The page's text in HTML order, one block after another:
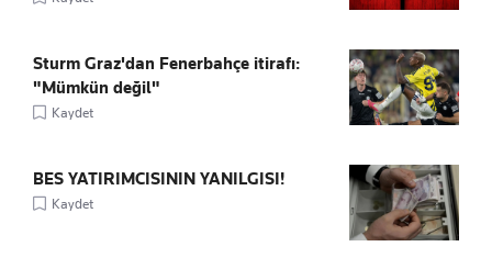
Sturm Graz'dan Fenerbahçe itirafı:
"Mümkün değil"
Kaydet
BES YATIRIMCISININ YANILGISI!
Kaydet